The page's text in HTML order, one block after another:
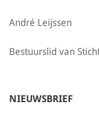
André Leijssen
Bestuurslid van
NIEUWSBRIEF